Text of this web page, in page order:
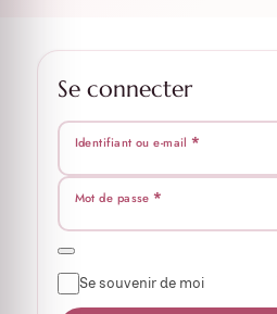
Se connecter
Identifiant ou e-mail*
Mot de passe*
Se souvenir de moi